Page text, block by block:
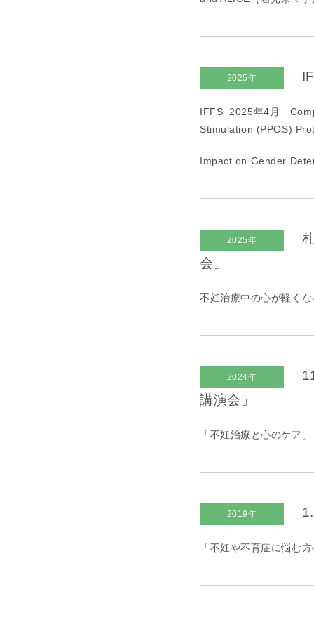
2025年
IFFS 2025年4 月
Stimulation (PPOS)
Impact on Gender
2025年
会」
不妊治療中の心が軽く
2024年
講演会」
「不妊治療と心のケア
2019年
「不妊や不育症に悩む